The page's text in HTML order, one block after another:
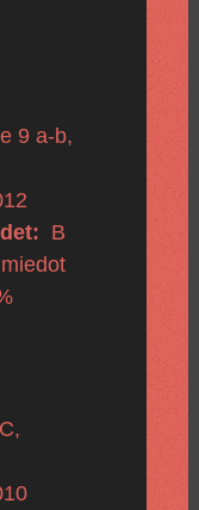
9 a-b,
B
,